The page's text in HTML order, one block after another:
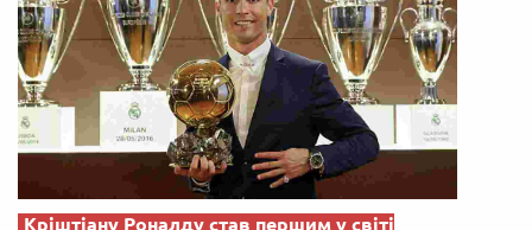
Кріштіану Роналду став першим у світі